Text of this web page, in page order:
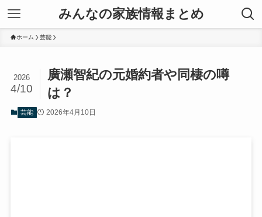
みんなの家族情報まとめ
ホーム 芸能
廣瀬智紀の元婚約者や同棲の噂
は？
2026
4/10
芸能 2026年4月10日